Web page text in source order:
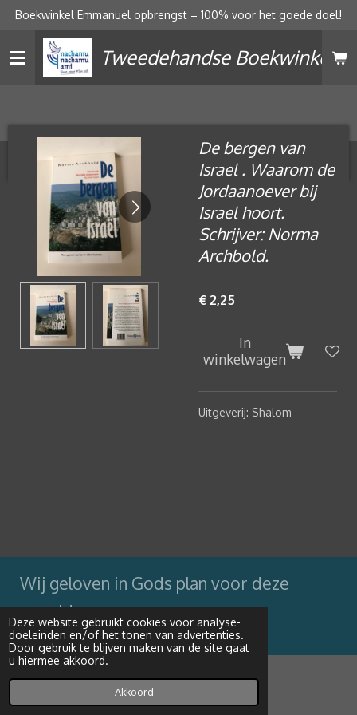
Deze website gebruikt cookies voor analyse-
doeleinden en/of het tonen van advertenties.
Door gebruik te blijven maken van de site gaat
u hiermee akkoord.
Akkoord
Ga
naar
hoofdinhoud
Tweedehandse Boekwinkel
Boekwinkel Emmanuel opbrengst = 100% voor het goede doel!
De bergen van
Israel . Waarom de
Jordaanoever bij
Israel hoort.
Schrijver: Norma
Archbold.
€ 2,25
In
winkelwagen
Uitgeverij: Shalom
Wij geloven in Gods plan voor deze
wereld
Powered byJouwWeb